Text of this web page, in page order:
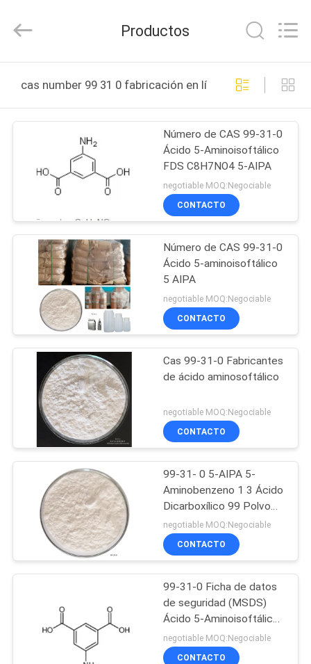
PRODUCTOS
SOBRE
NOSOTROS
VIAJE
FÁBRICA
CONTROL
CALIDAD
ÉNTRENOS
EN
CONTACTO
CON
NOTICIAS
LTD.
Developed
Productos
cas number 99 31 0 fabricación en línea
Número de CAS 99-31-0
Ácido 5-Aminoisoftálico
FDS C8H7NO4 5-AIPA
negotiable MOQ:Negociable
CONTACTO
Número de CAS 99-31-0
Ácido 5-aminoisoftálico
5 AIPA
negotiable MOQ:Negociable
CONTACTO
Cas 99-31-0 Fabricantes
de ácido aminosoftálico
negotiable MOQ:Negociable
CONTACTO
99-31- 0 5-AIPA 5-
Aminobenzeno 1 3 Ácido
Dicarboxílico 99 Polvo
blanco a amarillo pálido
negotiable MOQ:Negociable
CONTACTO
99-31-0 Ficha de datos
de seguridad (MSDS)
Ácido 5-Aminoisoftálico
99.0% Mín. HPLC 9 Mt
por mes
negotiable MOQ:Negociable
CONTACTO